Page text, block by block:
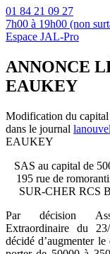
01 84 21 09 27
7h00 à 19h00 (non
Espace JAL-Pro
ANNONCE
EAUKEY
Modification du
dans le journal
EAUKEY
SAS au capital de
195 rue de
SUR-CHER RCS
Par décision
Extraordinaire du
décidé d’augmenter